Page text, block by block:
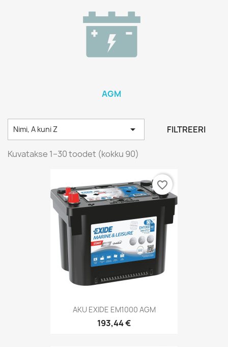
AGM
Nimi, A kuni Z  FILTREERI
Kuvatakse 1–30 toodet (kokku 90)
AKU EXIDE EM1000 AGM
193,44 €
favorite_border